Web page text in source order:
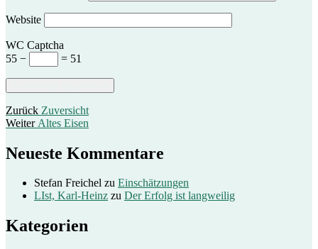
Website
WC Captcha
55 −
= 51
Beitragsnavigation
Zurück Vorheriger
Beitrag:
Zuversicht
Weiter Nächster
Altes Eisen
Neueste Kommentare
Stefan Freichel zu Einschätzungen
LIst, Karl-Heinz zu Der Erfolg ist langweilig
Kategorien